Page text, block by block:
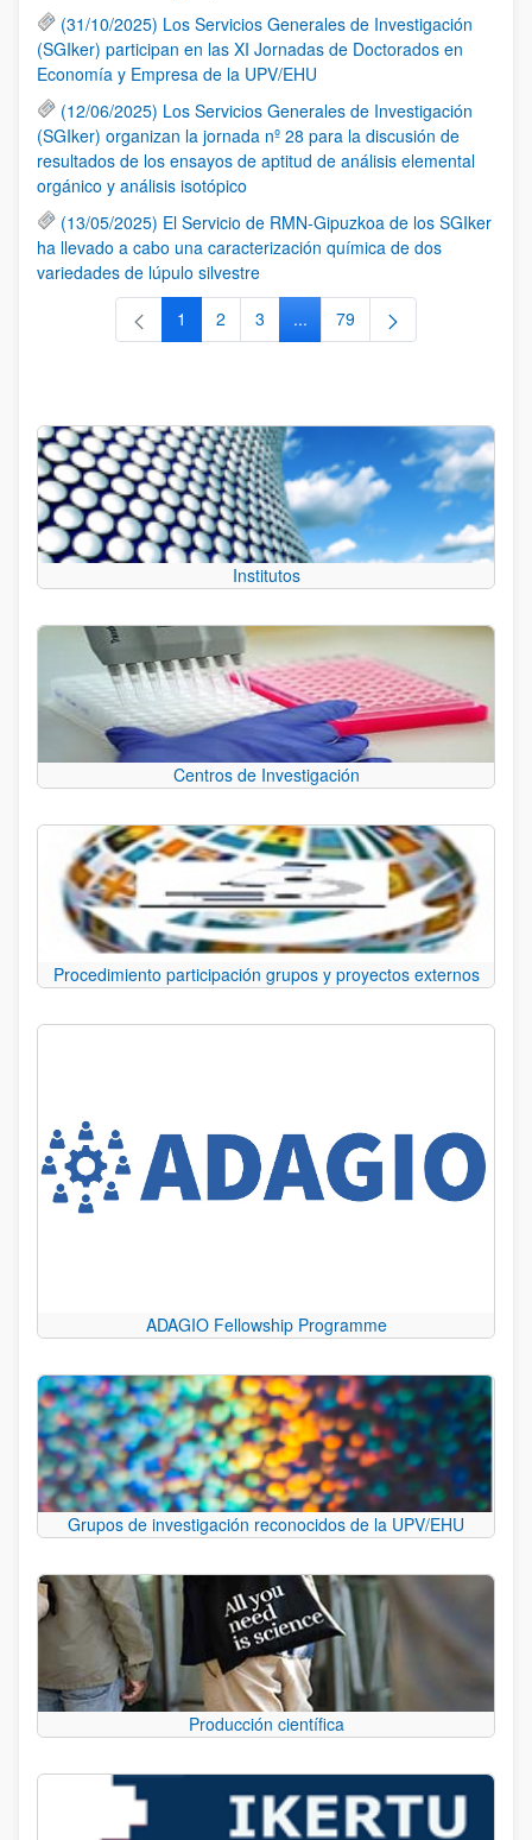
(31/10/2025) Los Servicios Generales de Investigación
(SGIker) participan en las XI Jornadas de Doctorados en
Economía y Empresa de la UPV/EHU
(12/06/2025) Los Servicios Generales de Investigación
(SGIker) organizan la jornada nº 28 para la discusión de
resultados de los ensayos de aptitud de análisis elemental
orgánico y análisis isotópico
(13/05/2025) El Servicio de RMN-Gipuzkoa de los SGIker
ha llevado a cabo una caracterización química de dos
variedades de lúpulo silvestre
Página
1 Página
2 Página
3 ...Páginas intermedias Use TAB
Página
79
Institutos
Centros de Investigación
Procedimiento participación grupos y proyectos externos
ADAGIO Fellowship Programme
Grupos de investigación reconocidos de la UPV/EHU
Producción científica